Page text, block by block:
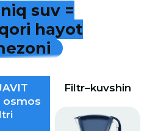
niq suv =
ori hayot
ezoni
osmos
Filtr–kuvshin